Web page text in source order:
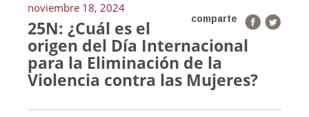
noviembre 18, 2024
comparte
25N: ¿Cuál es el
origen del Día Internacional
para la Eliminación de la
Violencia contra las Mujeres?